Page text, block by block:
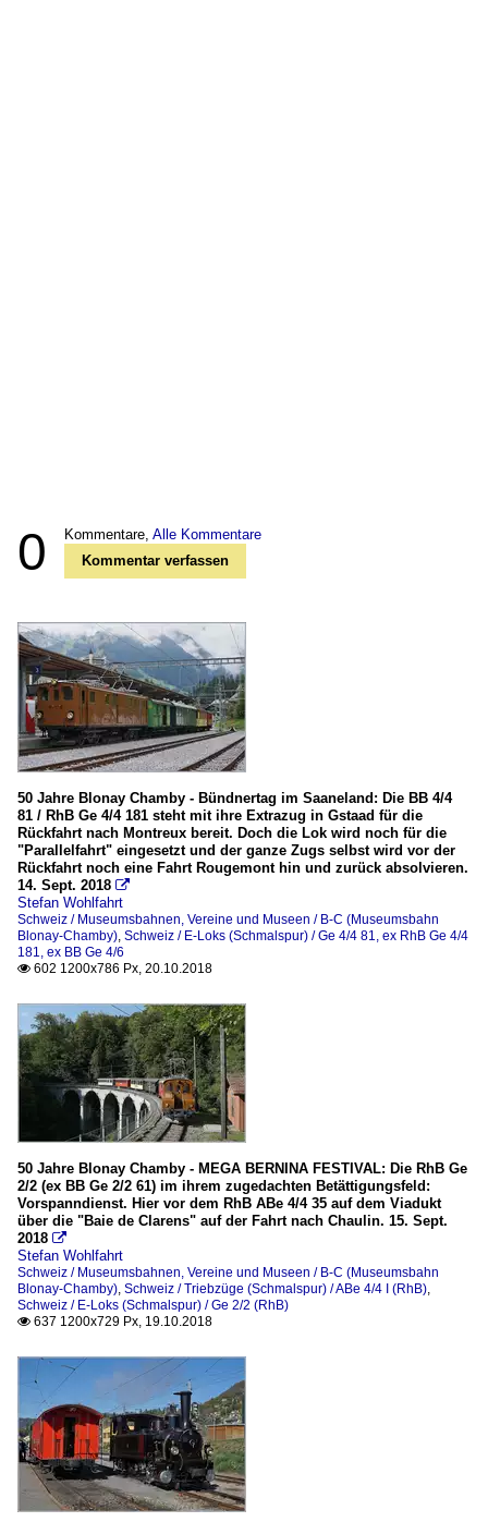
0 Kommentare, Alle Kommentare
Kommentar verfassen
50 Jahre Blonay Chamby - Bündnertag im Saaneland: Die BB 4/4
81 / RhB Ge 4/4 181 steht mit ihre Extrazug in Gstaad für die
Rückfahrt nach Montreux bereit. Doch die Lok wird noch für die
"Parallelfahrt" eingesetzt und der ganze Zugs selbst wird vor der
Rückfahrt noch eine Fahrt Rougemont hin und zurück absolvieren.
14. Sept. 2018 
Stefan Wohlfahrt
Schweiz / Museumsbahnen, Vereine und Museen / B-C (Museumsbahn
Blonay-Chamby), Schweiz / E-Loks (Schmalspur) / Ge 4/4 81, ex RhB Ge 4/4
181, ex BB Ge 4/6
 602 1200x786 Px, 20.10.2018
50 Jahre Blonay Chamby - MEGA BERNINA FESTIVAL: Die RhB Ge
2/2 (ex BB Ge 2/2 61) im ihrem zugedachten Betättigungsfeld:
Vorspanndienst. Hier vor dem RhB ABe 4/4 35 auf dem Viadukt
über die "Baie de Clarens" auf der Fahrt nach Chaulin. 15. Sept.
2018 
Stefan Wohlfahrt
Schweiz / Museumsbahnen, Vereine und Museen / B-C (Museumsbahn
Blonay-Chamby), Schweiz / Triebzüge (Schmalspur) / ABe 4/4 I (RhB),
Schweiz / E-Loks (Schmalspur) / Ge 2/2 (RhB)
 637 1200x729 Px, 19.10.2018